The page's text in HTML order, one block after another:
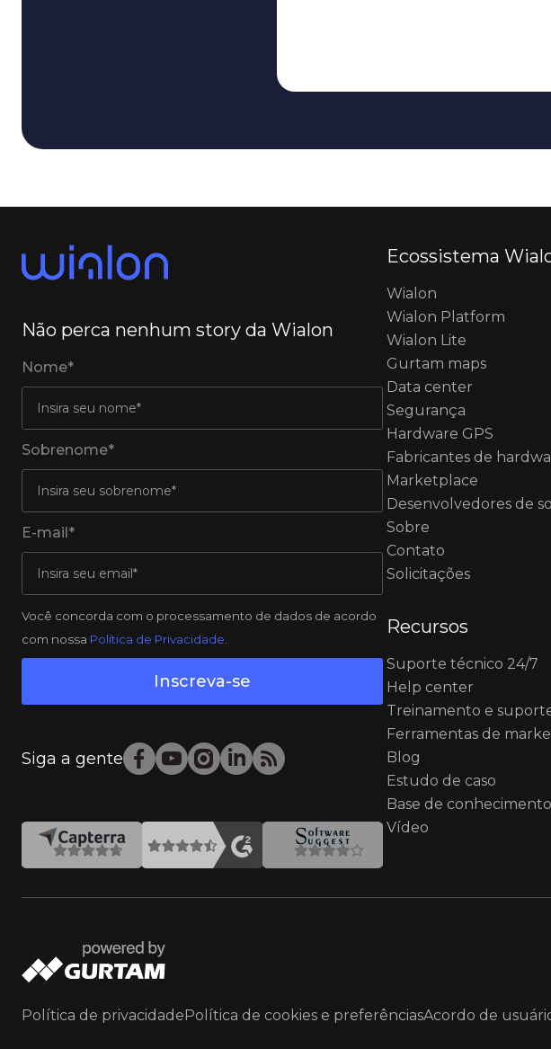
Não perca nenhum story da Wialon
Nome*
Sobrenome*
E-mail*
Você concorda com o processamento de dados de acordo
com nossa Política de Privacidade
Inscreva-se
Siga a gente
Ecossistema
Wialon
Wialon Platform
Wialon Lite
Gurtam maps
Data center
Segurança
Hardware GPS
Fabricantes de
Marketplace
Desenvolvedores de
Sobre
Contato
Solicitações
Recursos
Suporte técnico 24/7
Help center
Treinamento e
Ferramentas de
Blog
Estudo de caso
Base de conhecimento
Vídeo
Política de privacidadePolítica de cookies e preferênciasAcordo de